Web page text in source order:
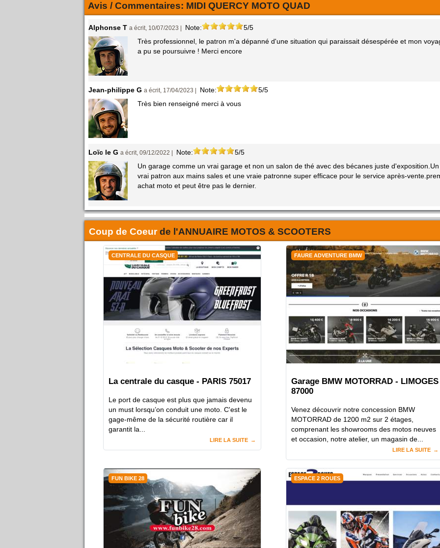
Avis / Commentaires: MIDI QUERCY MOTO QUAD
Alphonse T a écrit, 10/07/2023 | Note:
5/5
Très professionnel, le patron m'a dépanné d'une situation qui paraissait désespérée et mon
a pu se poursuivre ! Merci encore
Jean-philippe G a écrit, 17/04/2023 | Note:
5/5
Très bien renseigné merci à vous
Loïc le G a écrit, 09/12/2022 | Note:
5/5
Un garage comme un vrai garage et non un salon de thé avec des bécanes juste d'exposition.Un
vrai patron aux mains sales et une vraie patronne super efficace pour le service après-
achat moto et peut être pas le dernier.
Coup de Coeurde l'ANNUAIRE MOTOS & SCOOTERS
CENTRALE DU CASQUE
La centrale du casque - PARIS 75017
Le port de casque est plus que jamais devenu
un must lorsqu’on conduit une moto. C'est le
gage-même de la sécurité routière car il
garantit la...
LIRE LA SUITE
FAURE ADVENTURE BMW
Garage BMW MOTORRAD - LIMOGES
87000
Venez découvrir notre concession BMW
MOTORRAD de 1200 m2 sur 2 étages,
comprenant les showrooms des motos neuves
et occasion, notre atelier, un magasin de...
LIRE LA SUITE
FUN BIKE 28 ESPACE 2 ROUES